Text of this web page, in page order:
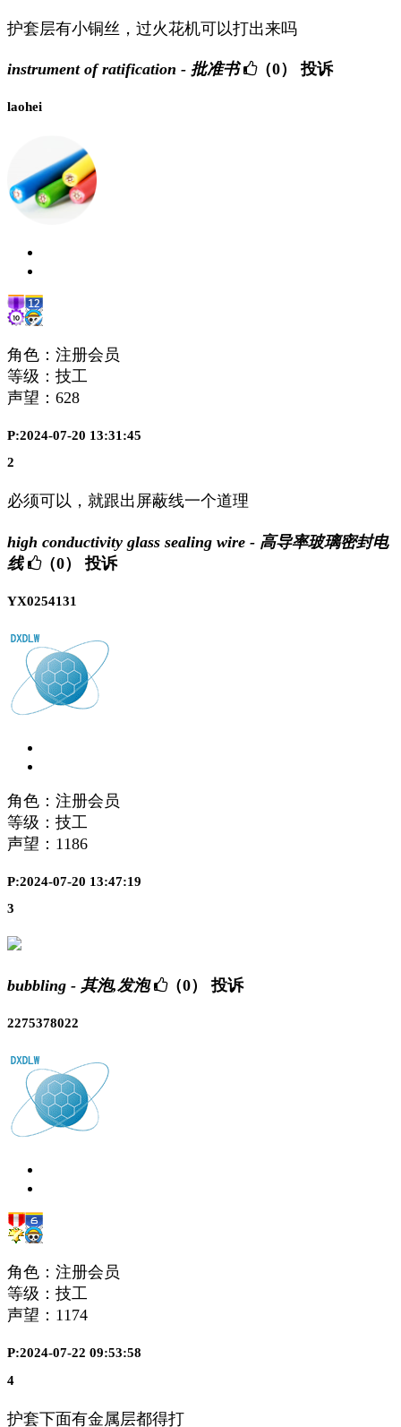
护套层有小铜丝，过火花机可以打出来吗
instrument of ratification - 批准书 （0） 投诉
laohei
角色：注册会员
等级：技工
声望： 628
P:2024-07-20 13:31:45
2
必须可以，就跟出屏蔽线一个道理
high conductivity glass sealing wire - 高导率玻璃密封电
线
（0） 投诉
YX0254131
角色：注册会员
等级：技工
声望： 1186
P:2024-07-20 13:47:19
3
bubbling - 其泡,发泡 （0） 投诉
2275378022
角色：注册会员
等级：技工
声望： 1174
P:2024-07-22 09:53:58
4
护套下面有金属层都得打